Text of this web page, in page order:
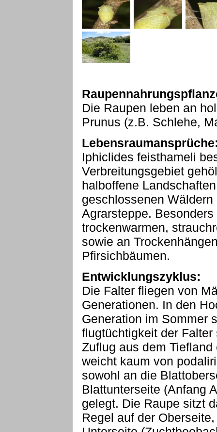
Die Raupen leben an
Prunus (z.B. Schlehe,
Iphiclides feisthameli
Verbreitungsgebiet
halboffene
geschlossenen
Agrarsteppe.
trockenwarmen,
sowie an
Pfirsichbäumen.
Entwicklungszyklus:
Die Falter fliegen von
Generationen. In den
Generation im Sommer
flugtüchtigkeit der
Zuflug aus dem
weicht kaum von
sowohl an die
Blattunterseite (Anfang
gelegt. Die Raupe sitzt
Regel auf der